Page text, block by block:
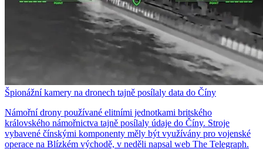
Špionážní kamery na dronech tajně posílaly data do Číny
Námořní drony používané elitními jednotkami britského
královského námořnictva tajně posílaly údaje do Číny. Stroje
vybavené čínskými komponenty měly být využívány pro vojenské
operace na Blízkém východě, v neděli napsal web The Telegraph.